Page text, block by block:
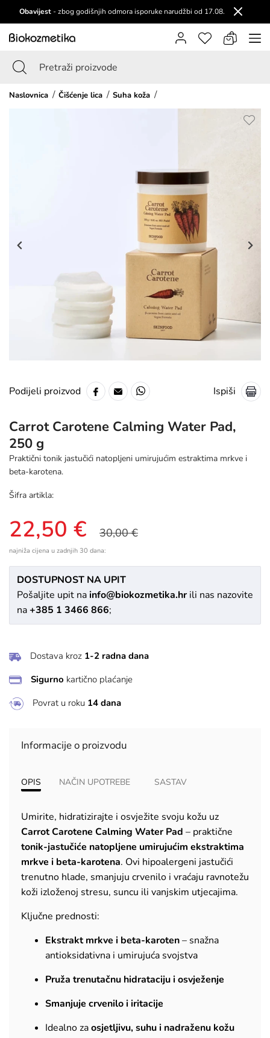
Obavijest - zbog godišnjih odmora isporuke narudžbi od 17.08.
Naslovnica Čišćenje lica Suha koža
Podijeli proizvod Ispiši
Carrot Carotene Calming Water Pad,
250 g
Praktični tonik jastučići natopljeni umirujućim estraktima mrkve i
beta-karotena.
Šifra artikla:
22,50 € 30,00 €
najniža cijena u zadnjih 30 dana:
DOSTUPNOST NA UPIT
Pošaljite upit nainfo@biokozmetika.hrili nas nazovite
na+385 1 3466 866;
Dostava kroz 1-2 radna dana
Sigurno kartično plaćanje
Povrat u roku 14 dana
Informacije o proizvodu
OPIS NAČIN UPOTREBE SASTAV
Umirite, hidratizirajte i osvježite svoju kožu uz
Carrot Carotene Calming Water Pad – praktične
tonik-jastučiće natopljene umirujućim ekstraktima
mrkve i beta-karotena. Ovi hipoalergeni jastučići
trenutno hlade, smanjuju crvenilo i vraćaju ravnotežu
koži izloženoj stresu, suncu ili vanjskim utjecajima.
Ključne prednosti:
Ekstrakt mrkve i beta-karoten– snažna
antioksidativna i umirujuća svojstva
Pruža trenutačnu hidrataciju i osvježenje
Smanjuje crvenilo i iritacije
Idealno zaosjetljivu, suhu i nadraženu kožu